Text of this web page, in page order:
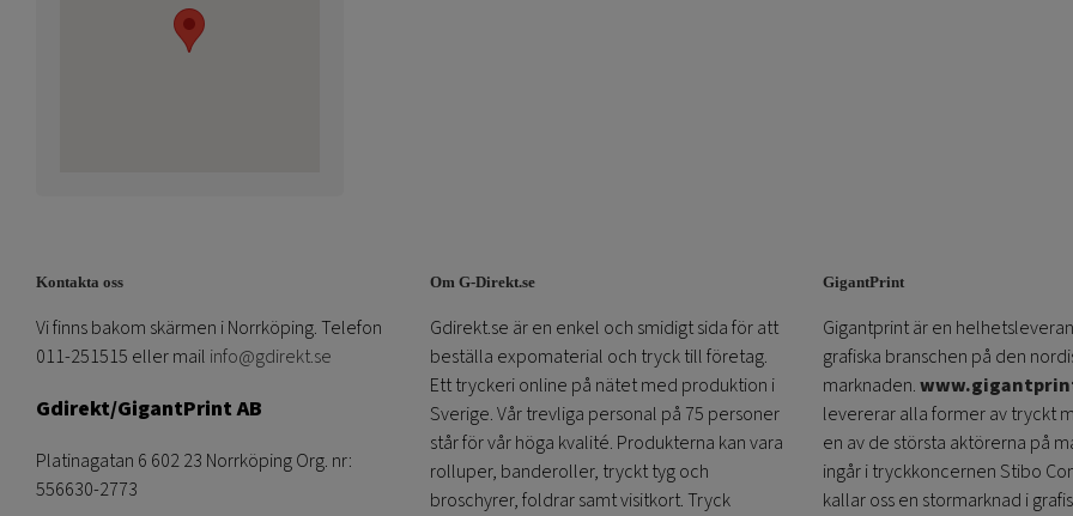
Kontakta oss
Vi finns bakom skärmen i Norrköping. Telefon
011-251515 eller mail info@gdirekt.se
Gdirekt/GigantPrint AB
Platinagatan 6 602 23 Norrköping Org. nr:
556630-2773
Om G-Direkt.se
Gdirekt.se är en enkel och smidigt sida för att
beställa expomaterial och tryck till företag.
Ett tryckeri online på nätet med produktion i
Sverige. Vår trevliga personal på 75 personer
står för vår höga kvalité. Produkterna kan vara
rolluper, banderoller, tryckt tyg och
broschyrer, foldrar samt visitkort. Tryck
GigantPrint
Gigantprint är en
grafiska branschen på den
marknaden.
levererar alla former av tryckt
en av de största aktörerna på
ingår i tryckkoncernen Stibo
kallar oss en stormarknad i